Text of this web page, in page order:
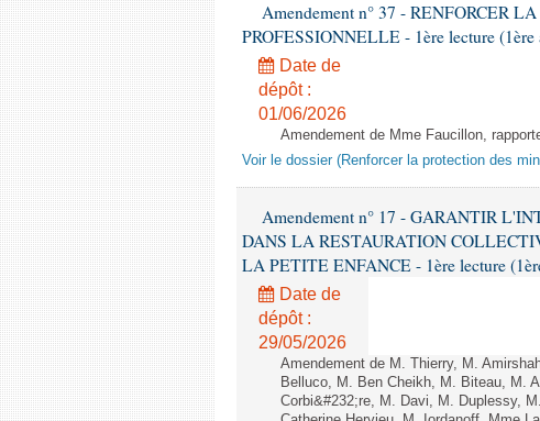
Amendement n° 37 - RENFORCER
PROFESSIONNELLE - 1ère lecture (1ère
Date de
dépôt :
01/06/2026
Amendement de Mme Faucillon,
Voir le dossier (Renforcer la protection des
Amendement n° 17 - GARANTIR
DANS LA RESTAURATION
LA PETITE ENFANCE - 1ère lecture
Date de
dépôt :
29/05/2026
Amendement de M. Thierry, M.
Belluco, M. Ben Cheikh, M. Biteau, M.
Corbi&#232;re, M. Davi, M. Duplessy,